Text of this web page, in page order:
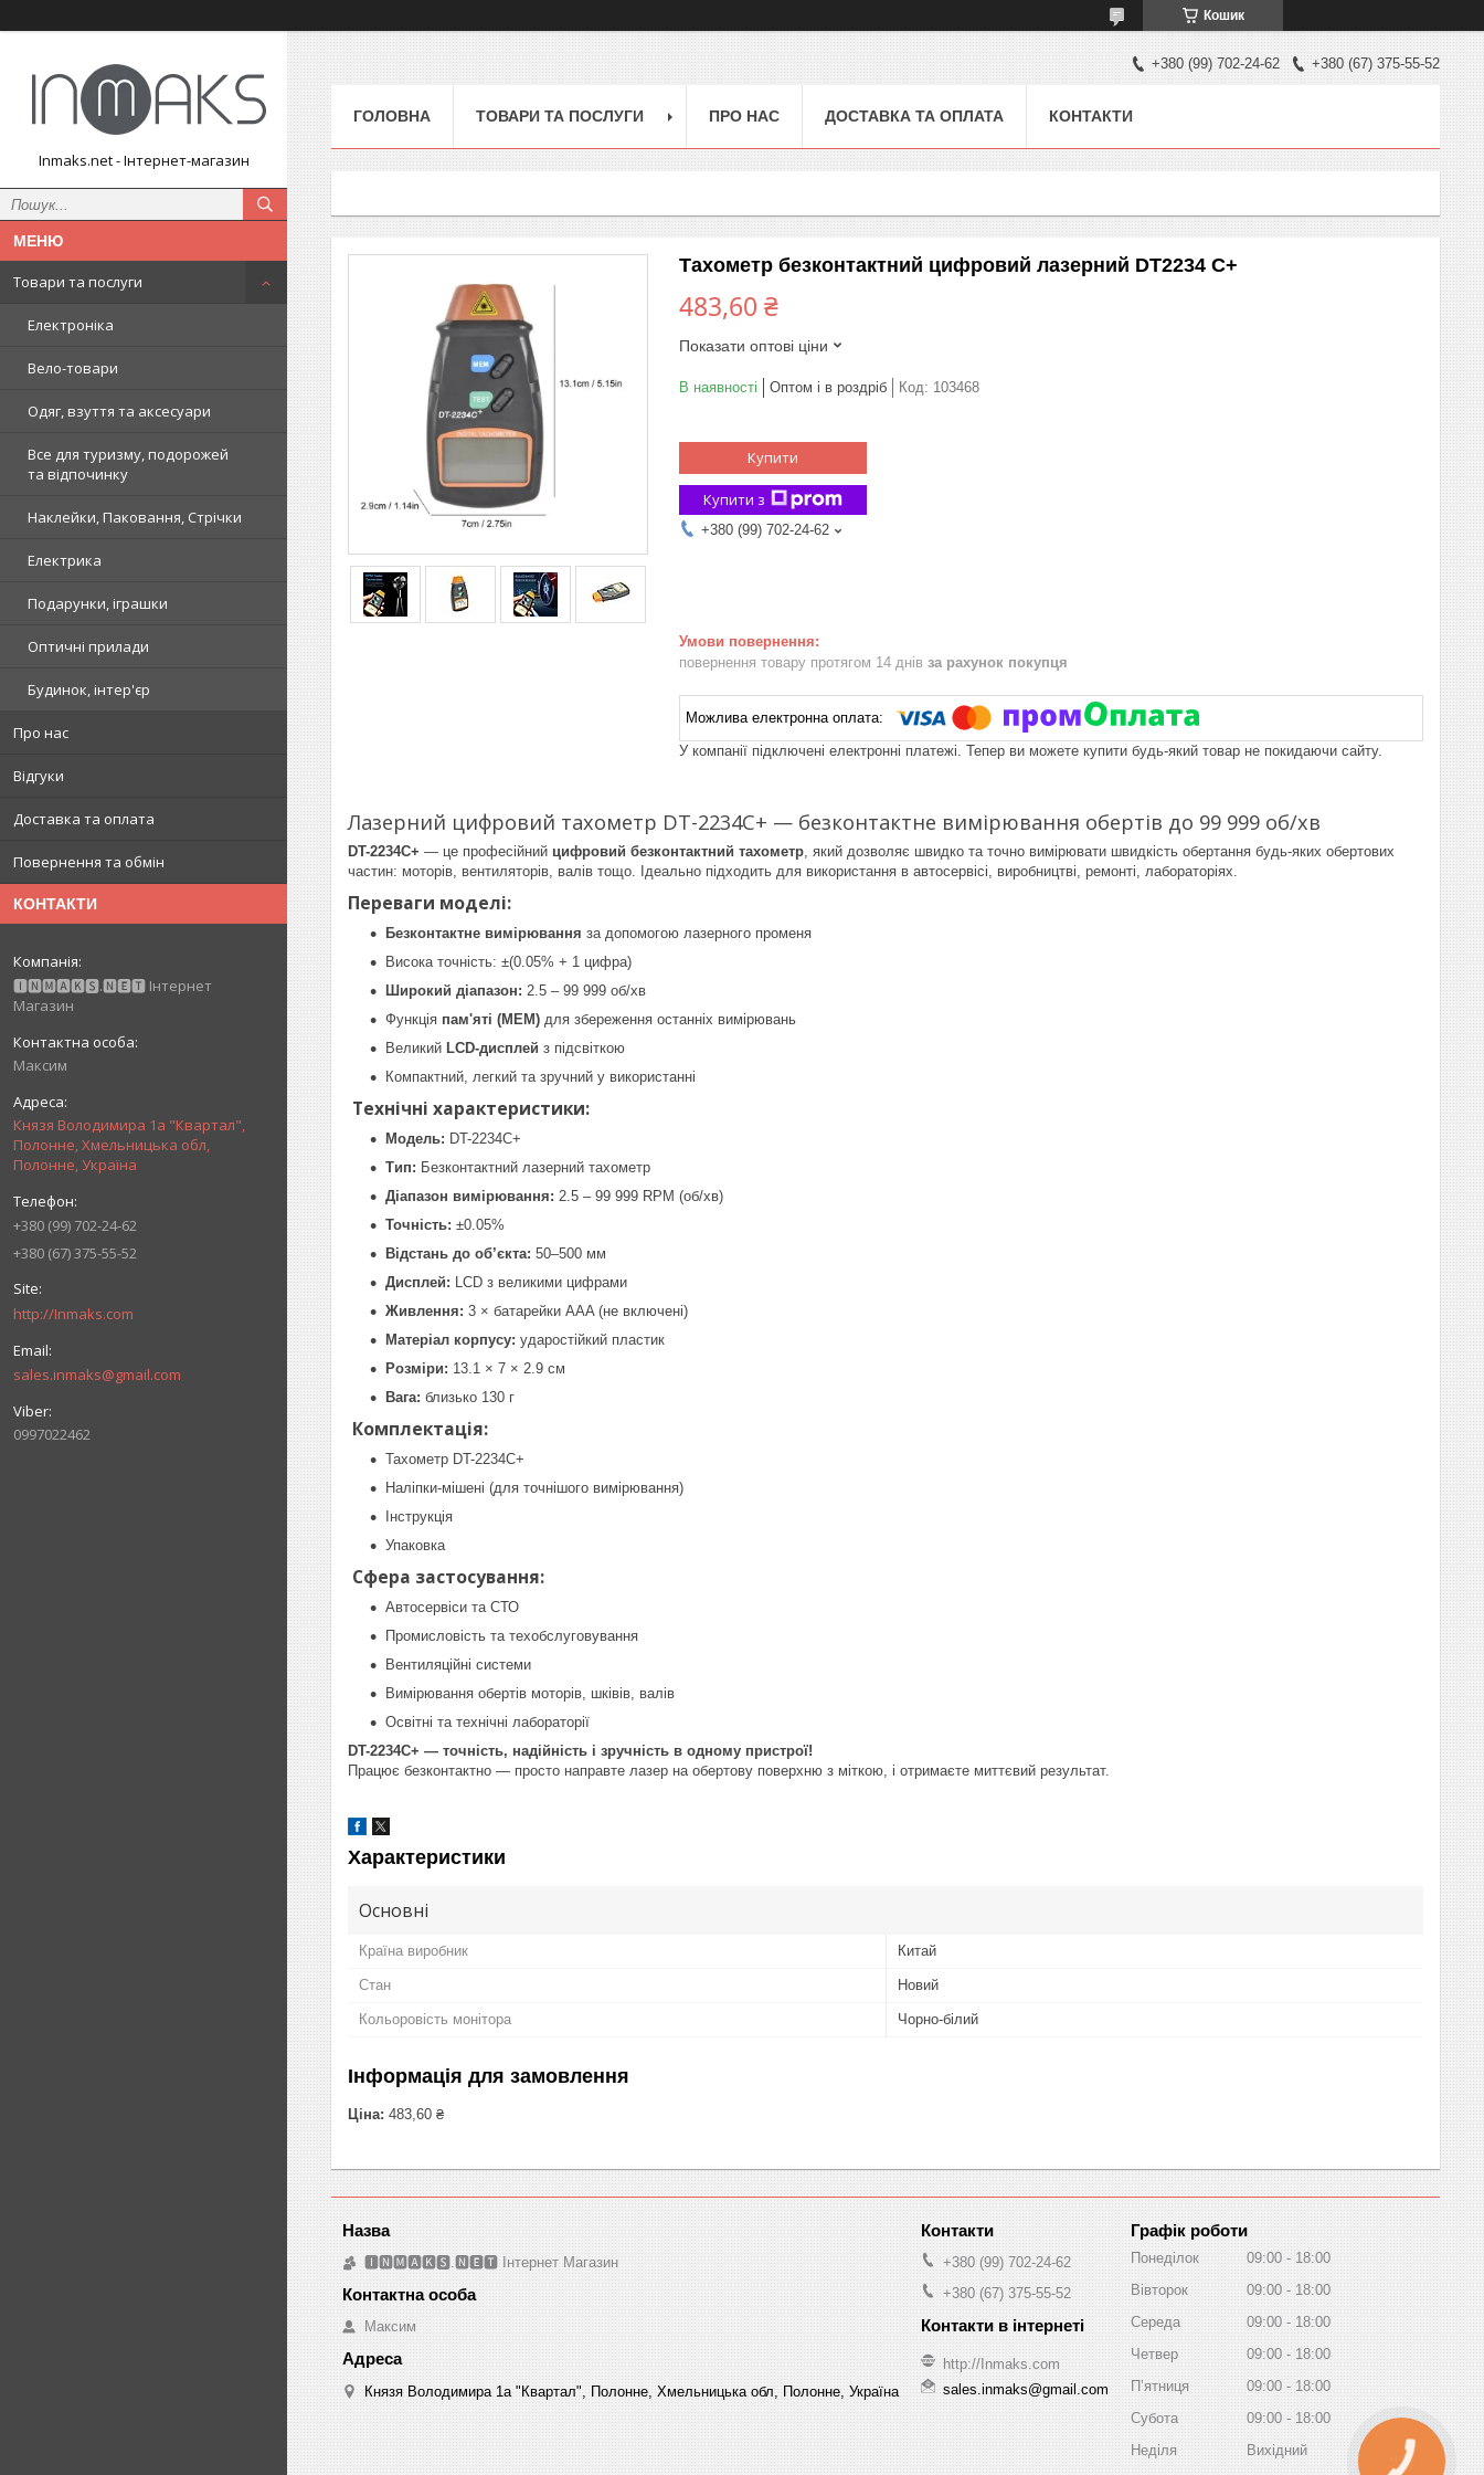
Кошик
Inmaks.net - Інтернет-магазин
Товари та послуги
Електроніка
Вело-товари
Одяг, взуття та аксесуари
Все для туризму, подорожей
та відпочинку
Наклейки, Паковання, Стрічки
Електрика
Подарунки, іграшки
Оптичні прилади
Будинок, інтер'єр
Про нас
Відгуки
Доставка та оплата
Повернення та обмін
КОНТАКТИ
🅸🅽🅼🅰🅺🆂.🅽🅴🆃 Інтернет
Магазин
Максим
Князя Володимира 1а "Квартал",
Полонне, Хмельницька обл,
Полонне, Україна
+380 (99) 702-24-62
+380 (67) 375-55-52
http://Inmaks.com
sales.inmaks@gmail.com
0997022462
+380 (99) 702-24-62 +380 (67) 375-55-52
ГОЛОВНА ТОВАРИ ТА ПОСЛУГИ ПРО НАС ДОСТАВКА ТА ОПЛАТА КОНТАКТИ
Тахометр безконтактний цифровий лазерний DT2234 C+
483,60 ₴
Показати оптові ціни
В наявності Оптом і в роздріб Код: 103468
Купити
Купити з
+380 (99) 702-24-62
повернення товару протягом 14 днів за рахунок покупця
У компанії підключені електронні платежі. Тепер ви можете купити будь-який товар не покидаючи сайту.
Лазерний цифровий тахометр DT-2234C+ — безконтактне вимірювання обертів до 99 999 об/хв
DT-2234C+ — це професійний цифровий безконтактний тахометр , який дозволяє швидко та точно вимірювати швидкість обертання будь-яких обертових
частин: моторів, вентиляторів, валів тощо. Ідеально підходить для використання в автосервісі, виробництві, ремонті, лабораторіях.
Переваги моделі:
Безконтактне вимірювання за допомогою лазерного променя
Висока точність: ±(0.05% + 1 цифра)
Широкий діапазон: 2.5 – 99 999 об/хв
Функція пам'яті (MEM) для збереження останніх вимірювань
Великий LCD-дисплей з підсвіткою
Компактний, легкий та зручний у використанні
Технічні характеристики:
Модель: DT-2234C+
Тип: Безконтактний лазерний тахометр
Діапазон вимірювання: 2.5 – 99 999 RPM (об/хв)
Точність: ±0.05%
Відстань до об’єкта: 50–500 мм
Дисплей: LCD з великими цифрами
Живлення: 3 × батарейки AAA (не включені)
Матеріал корпусу: ударостійкий пластик
Розміри: 13.1 × 7 × 2.9 см
Вага: близько 130 г
Комплектація:
Тахометр DT-2234C+
Наліпки-мішені (для точнішого вимірювання)
Інструкція
Упаковка
Сфера застосування:
Автосервіси та СТО
Промисловість та техобслуговування
Вентиляційні системи
Вимірювання обертів моторів, шківів, валів
Освітні та технічні лабораторії
DT-2234C+ — точність, надійність і зручність в одному пристрої!
Працює безконтактно — просто направте лазер на обертову поверхню з міткою, і отримаєте миттєвий результат.
Характеристики
Основні
Країна виробник Китай
Стан Новий
Кольоровість монітора Чорно-білий
Інформація для замовлення
Ціна: 483,60 ₴
🅸🅽🅼🅰🅺🆂.🅽🅴🆃 Інтернет Магазин
Максим
Князя Володимира 1а "Квартал", Полонне, Хмельницька обл, Полонне, Україна
+380 (99) 702-24-62
+380 (67) 375-55-52
http://Inmaks.com
sales.inmaks@gmail.com
Графік роботи
Понеділок 09:00
18:00
Вівторок
09:00
18:00
Середа
09:00
18:00
Четвер
09:00
18:00
Пʼятниця
09:00
18:00
Субота
09:00
18:00
Неділя
Вихідний
КНОПКА
ЗВ'ЯЗКУ